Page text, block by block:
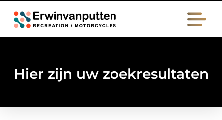
Hier zijn uw zoekresultaten